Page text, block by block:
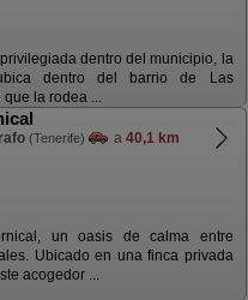
dentro del municipio, la
dentro del barrio de Las
la rodea ...
(Tenerife) a 40,1 km
un oasis de calma entre
Ubicado en una finca privada
acogedor ...